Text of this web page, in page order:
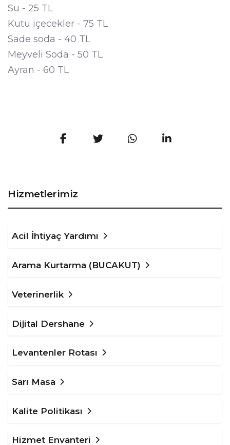
Su - 25 TL
Kutu içecekler - 75 TL
Sade soda - 40 TL
Meyveli Soda - 50 TL
Ayran - 60 TL
Hizmetlerimiz
Acil İhtiyaç Yardımı
Arama Kurtarma (BUCAKUT)
Veterinerlik
Dijital Dershane
Levantenler Rotası
Sarı Masa
Kalite Politikası
Hizmet Envanteri